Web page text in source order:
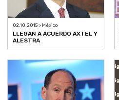
02.10.2015 > México
LLEGAN A ACUERDO AXTEL Y
ALESTRA